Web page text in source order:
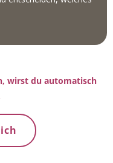
wirst du automatisch